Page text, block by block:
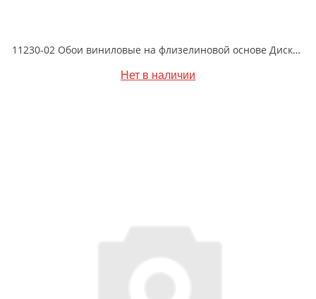
11230-02 Обои виниловые на флизелиновой основе Диски- уни1.06 X 10м
Нет в наличии